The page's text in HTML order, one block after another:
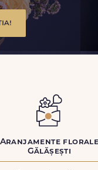
Aranjamente
Gălășești